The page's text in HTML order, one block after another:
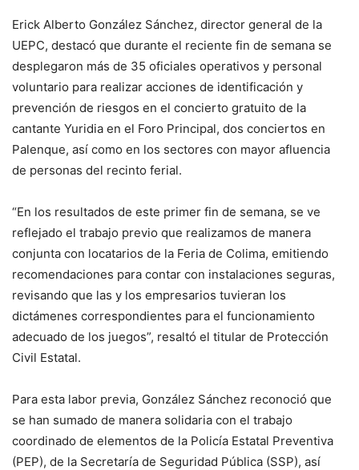
Erick Alberto González Sánchez, director general de la
UEPC, destacó que durante el reciente fin de semana se
desplegaron más de 35 oficiales operativos y personal
voluntario para realizar acciones de identificación y
prevención de riesgos en el concierto gratuito de la
cantante Yuridia en el Foro Principal, dos conciertos en
Palenque, así como en los sectores con mayor afluencia
de personas del recinto ferial.
“En los resultados de este primer fin de semana, se ve
reflejado el trabajo previo que realizamos de manera
conjunta con locatarios de la Feria de Colima, emitiendo
recomendaciones para contar con instalaciones seguras,
revisando que las y los empresarios tuvieran los
dictámenes correspondientes para el funcionamiento
adecuado de los juegos”, resaltó el titular de Protección
Civil Estatal.
Para esta labor previa, González Sánchez reconoció que
se han sumado de manera solidaria con el trabajo
coordinado de elementos de la Policía Estatal Preventiva
(PEP), de la Secretaría de Seguridad Pública (SSP), así